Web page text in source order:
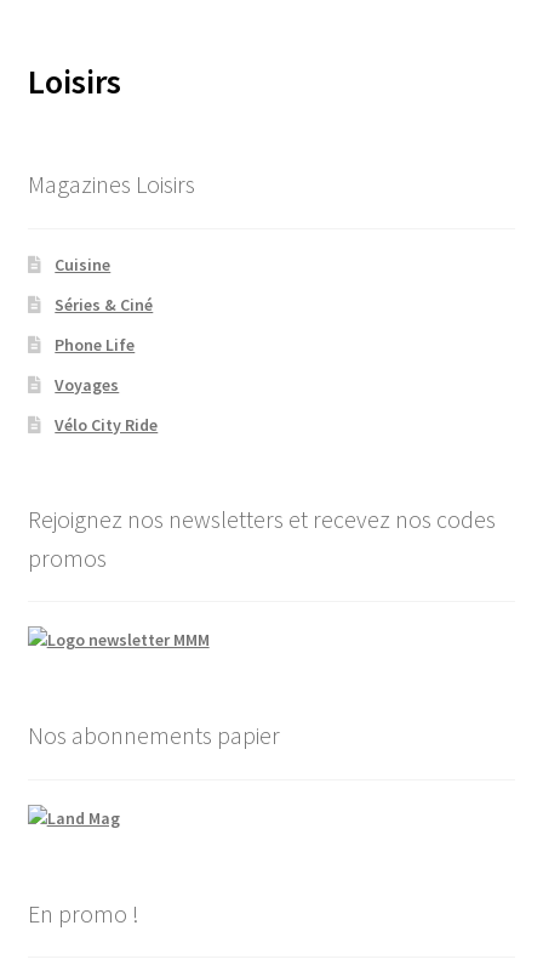
Loisirs
Magazines Loisirs
Cuisine
Séries & Ciné
Phone Life
Voyages
Vélo City Ride
Rejoignez nos newsletters et recevez nos codes
promos
Nos abonnements papier
En promo !